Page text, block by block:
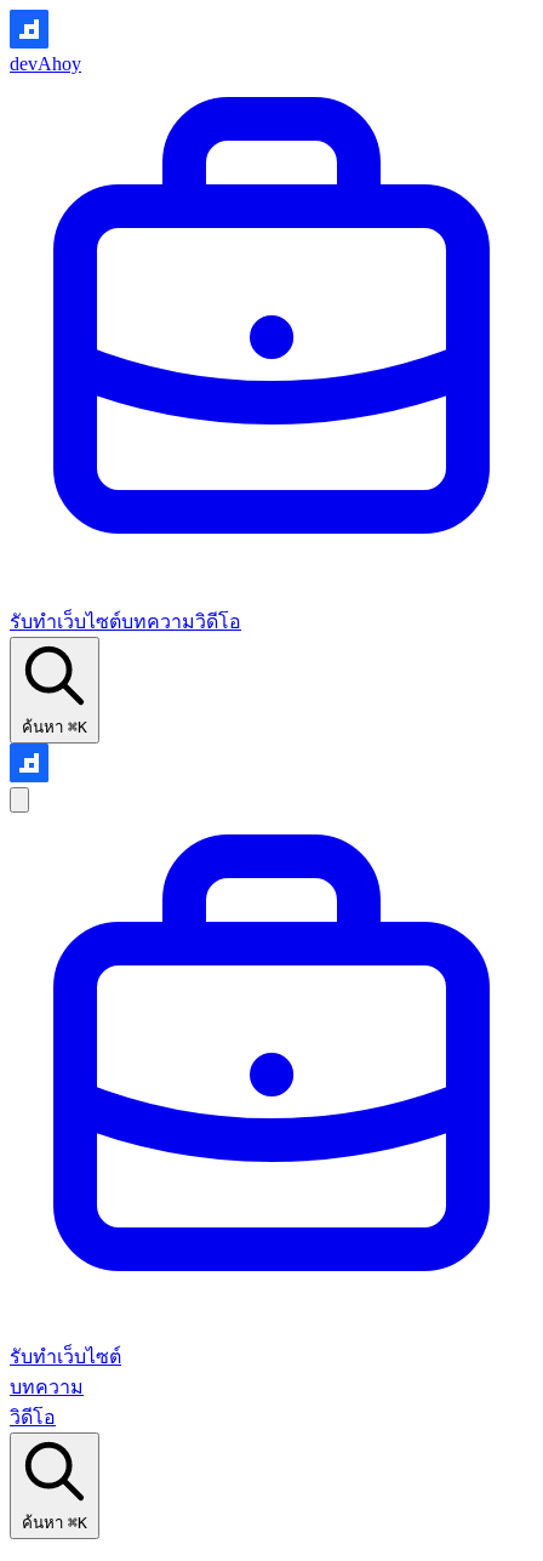
devAhoy
รับทำเว็บไซต์บทความวิดีโอ
ค้นหา ⌘K
รับทำเว็บไซต์
บทความ
วิดีโอ
ค้นหา ⌘K